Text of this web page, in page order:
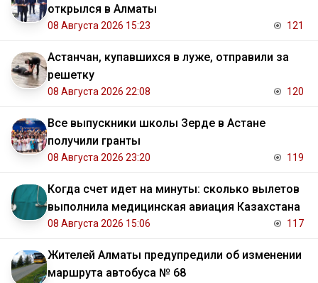
открылся в Алматы
08 Августа 2026 15:23 121
Астанчан, купавшихся в луже, отправили за
решетку
08 Августа 2026 22:08 120
Все выпускники школы Зерде в Астане
получили гранты
08 Августа 2026 23:20 119
Когда счет идет на минуты: сколько вылетов
выполнила медицинская авиация Казахстана
08 Августа 2026 15:06 117
Жителей Алматы предупредили об изменении
маршрута автобуса № 68